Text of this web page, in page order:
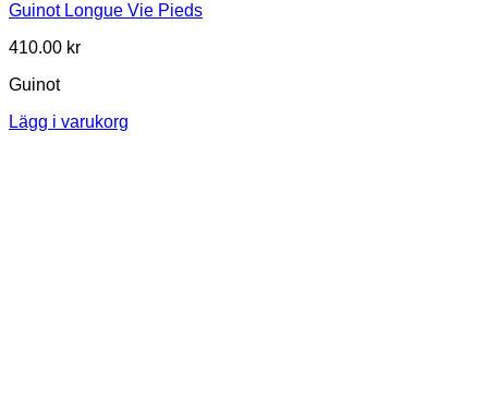
Guinot Longue Vie Pieds
410.00 kr
Guinot
Lägg i varukorg